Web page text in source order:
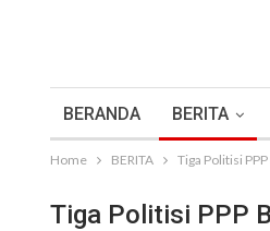
BERANDA BERITA
Home BERITA Tiga Politisi
Tiga Politisi PPP